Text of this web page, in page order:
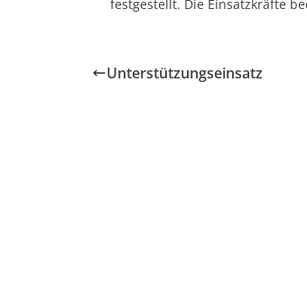
festgestellt. Die Einsatzkräfte
Unterstützungseinsatz